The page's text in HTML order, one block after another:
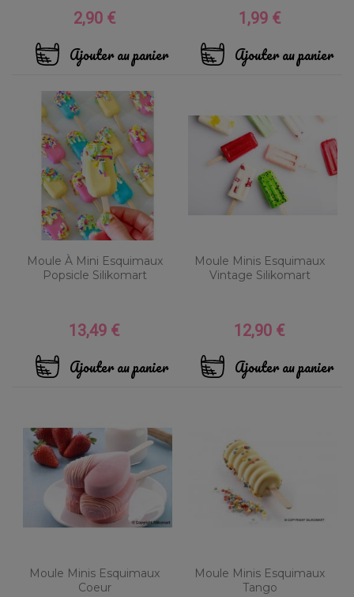
Prix
2,90 €
Ajouter au panier
Prix
1,99 €
Ajouter au panier
Moule À Mini Esquimaux
Popsicle Silikomart
Prix
13,49 €
Ajouter au panier
Moule Minis Esquimaux
Vintage Silikomart
Prix
12,90 €
Ajouter au panier
Moule Minis Esquimaux
Coeur
Moule Minis Esquimaux
Tango